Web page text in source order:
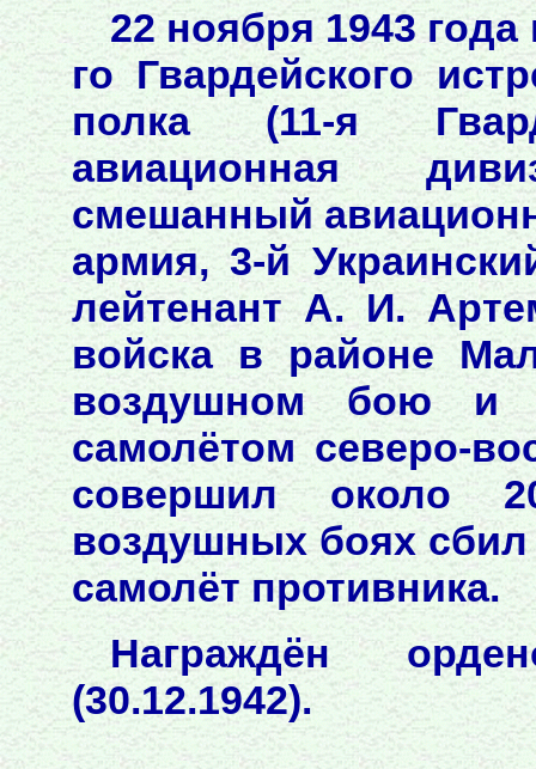
22 ноября 1943
го Гвардейского
полка (11-я
авиационная
смешанный
армия, 3-й
лейтенант А. И.
войска в районе
воздушном бою и
самолётом северо-
совершил около
воздушных боях
самолёт противника.
Награждён
(30.12.1942).